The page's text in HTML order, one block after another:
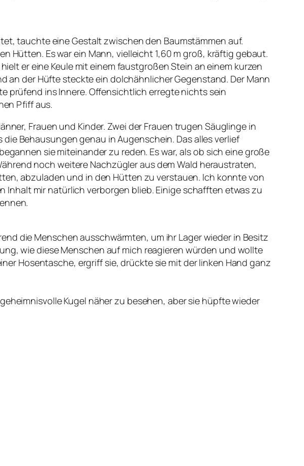
tauchte eine Gestalt zwischen den Baumstämmen auf.
Hütten. Es war ein Mann, vielleicht 1,60 m groß, kräftig gebaut.
er eine Keule mit einem faustgroßen Stein an einem kurzen
an der Hüfte steckte ein dolchähnlicher Gegenstand. Der Mann
prüfend ins Innere. Offensichtlich erregte nichts sein
Pfiff aus.
Frauen und Kinder. Zwei der Frauen trugen Säuglinge in
Behausungen genau in Augenschein. Das alles verlief
sie miteinander zu reden. Es war, als ob sich eine große
noch weitere Nachzügler aus dem Wald heraustraten,
abzuladen und in den Hütten zu verstauen. Ich konnte von
Inhalt mir natürlich verborgen blieb. Einige schafften etwas zu
die Menschen ausschwärmten, um ihr Lager wieder in Besitz
wie diese Menschen auf mich reagieren würden und wollte
Hosentasche, ergriff sie, drückte sie mit der linken Hand ganz
Kugel näher zu besehen, aber sie hüpfte wieder